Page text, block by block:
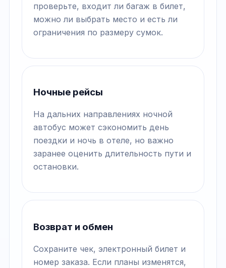
проверьте, входит ли багаж в билет,
можно ли выбрать место и есть ли
ограничения по размеру сумок.
Ночные рейсы
На дальних направлениях ночной
автобус может сэкономить день
поездки и ночь в отеле, но важно
заранее оценить длительность пути и
остановки.
Возврат и обмен
Сохраните чек, электронный билет и
номер заказа. Если планы изменятся,